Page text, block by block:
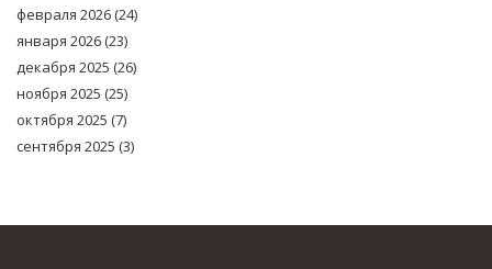
февраля 2026(24)
января 2026(23)
декабря 2025 (26)
ноября 2025 (25)
октября 2025 (7)
сентября 2025 (3)